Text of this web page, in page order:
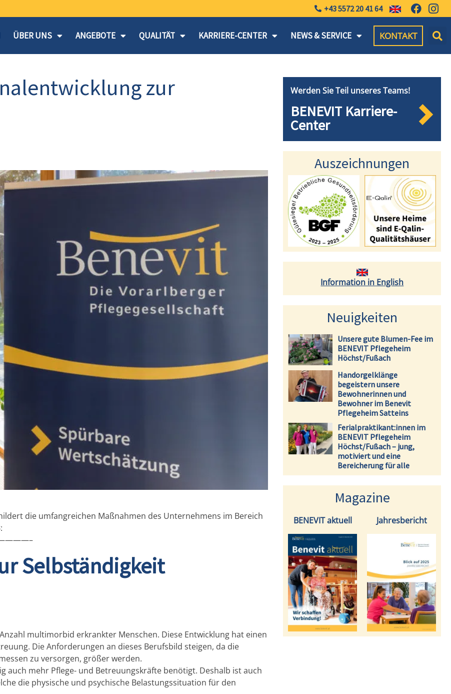
+43 5572 20 41 64
ÜBER UNS ANGEBOTE QUALITÄT KARRIERE-CENTER NEWS & SERVICE KONTAKT
zur
die umfangreichen Maßnahmen des Unternehmens im Bereich
Selbständigkeit
multimorbid erkrankter Menschen. Diese Entwicklung hat einen
Die Anforderungen an dieses Berufsbild steigen, da die
zu versorgen, größer werden.
auch mehr Pflege- und Betreuungskräfte benötigt. Deshalb ist auch
die physische und psychische Belastungssituation für den
Werden Sie Teil unseres Teams!
BENEVIT Karriere-
Center
Auszeichnungen
Information in English
Neuigkeiten
Unsere gute Blumen-Fee im
BENEVIT Pflegeheim
Höchst/Fußach
Handorgelklänge
begeistern unsere
Bewohnerinnen und
Bewohner im Benevit
Pflegeheim Satteins
Ferialpraktikant:innen im
BENEVIT Pflegeheim
Höchst/Fußach – jung,
motiviert und eine
Bereicherung für alle
Magazine
BENEVIT aktuell Jahresbericht